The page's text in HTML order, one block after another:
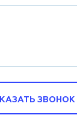
ЗВОНОК